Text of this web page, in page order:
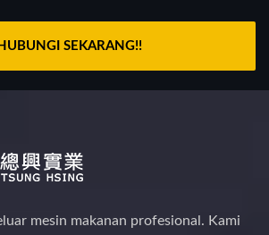
HUBUNGI SEKARANG!!
mesin makanan profesional. Kami